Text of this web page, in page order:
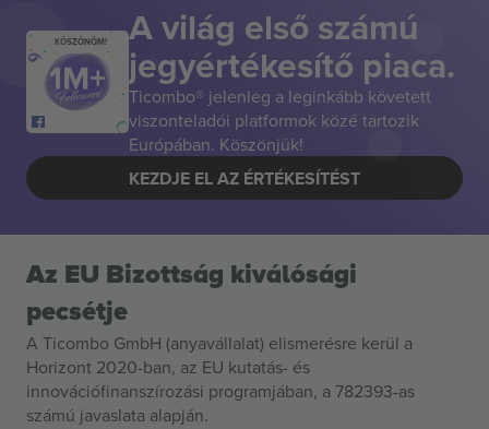
KÖSZÖNÖM! A világ első számú
jegyértékesítő piaca.
Ticombo® jelenleg a leginkább követett
viszonteladói platformok közé tartozik
Európában. Köszönjük!
KEZDJE EL AZ ÉRTÉKESÍTÉST
Az EU Bizottság kiválósági
pecsétje
A Ticombo GmbH (anyavállalat) elismerésre kerül a
Horizont 2020-ban, az EU kutatás- és
innovációfinanszírozási programjában, a 782393-as
számú javaslata alapján.